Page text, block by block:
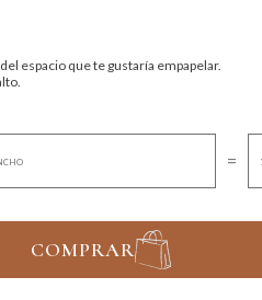
espacio que te gustaría empapelar.
=
COMPRAR